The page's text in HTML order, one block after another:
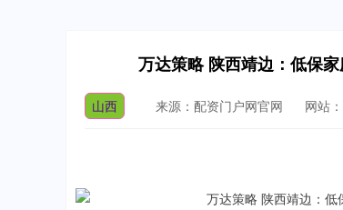
万达策略 陕西靖边：低保
山西 来源：配资门户网官网 网站